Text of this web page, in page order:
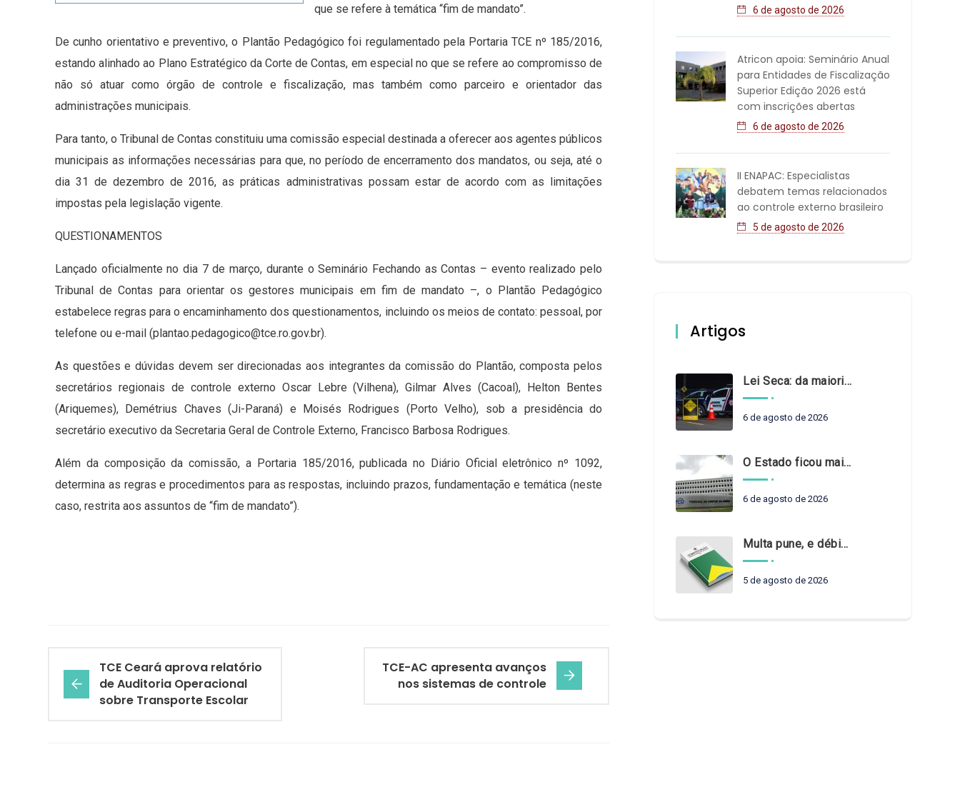
que se refere à temática “fim de mandato”.
De cunho orientativo e preventivo, o Plantão Pedagógico foi regulamentado pela Portaria TCE nº 185/2016,
estando alinhado ao Plano Estratégico da Corte de Contas, em especial no que se refere ao compromisso de
não só atuar como órgão de controle e fiscalização, mas também como parceiro e orientador das
administrações municipais.
Para tanto, o Tribunal de Contas constituiu uma comissão especial destinada a oferecer aos agentes públicos
municipais as informações necessárias para que, no período de encerramento dos mandatos, ou seja, até o
dia 31 de dezembro de 2016, as práticas administrativas possam estar de acordo com as limitações
impostas pela legislação vigente.
QUESTIONAMENTOS
Lançado oficialmente no dia 7 de março, durante o Seminário Fechando as Contas – evento realizado pelo
Tribunal de Contas para orientar os gestores municipais em fim de mandato –, o Plantão Pedagógico
estabelece regras para o encaminhamento dos questionamentos, incluindo os meios de contato: pessoal, por
telefone ou e-mail (plantao.pedagogico@tce.ro.gov.br).
As questões e dúvidas devem ser direcionadas aos integrantes da comissão do Plantão, composta pelos
secretários regionais de controle externo Oscar Lebre (Vilhena), Gilmar Alves (Cacoal), Helton Bentes
(Ariquemes), Demétrius Chaves (Ji-Paraná) e Moisés Rodrigues (Porto Velho), sob a presidência do
secretário executivo da Secretaria Geral de Controle Externo, Francisco Barbosa Rodrigues.
Além da composição da comissão, a Portaria 185/2016, publicada no Diário Oficial eletrônico nº 1092,
determina as regras e procedimentos para as respostas, incluindo prazos, fundamentação e temática (neste
caso, restrita aos assuntos de “fim de mandato”).
TCE Ceará aprova relatório
de Auditoria Operacional
sobre Transporte Escolar
TCE-AC apresenta avanços
nos sistemas de controle
6 de agosto de 2026
Atricon apoia: Seminário Anual
para Entidades de Fiscalização
Superior Edição 2026 está
com inscrições abertas
6 de agosto de 2026
II ENAPAC: Especialistas
debatem temas relacionados
ao controle externo brasileiro
5 de agosto de 2026
Artigos
Lei Seca: da maioridade à maturidade
6 de agosto de 2026
O Estado ficou mais complexo. O controle precisa acompanhar
6 de agosto de 2026
Multa pune, e débito recompõe. § 3º do art. 71 da Constituição: um problema de legística formal
5 de agosto de 2026